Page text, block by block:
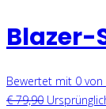
Blazer-
Bewertet mit 0 von
€79,90